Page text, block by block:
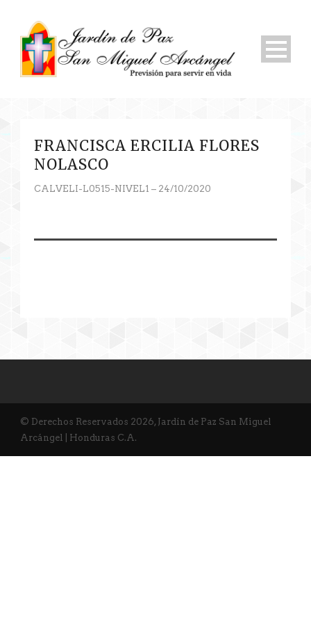
FRANCISCA ERCILIA FLORES
NOLASCO
CALVELI-L0515-NIVEL1 – 24/10/2020
© Derechos Reservados 2026, Jardín de Paz San Miguel
Arcángel | Honduras C.A.